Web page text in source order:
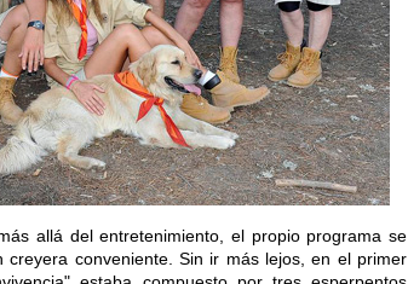
allá del entretenimiento, el propio programa se
conveniente. Sin ir más lejos, en el primer